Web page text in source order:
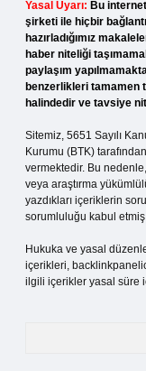
Yasal Uyarı: Bu
şirketi ile hiçbir
hazırladığımız
haber niteliği
paylaşım
benzerlikleri tamamen
halindedir ve tavsiye
Sitemiz, 5651 Sayılı
Kurumu (BTK)
vermektedir. Bu
veya araştırma
yazdıkları içeriklerin
sorumluluğu kabul etmiş
Hukuka ve yasal
içerikleri,
ilgili içerikler yasal süre